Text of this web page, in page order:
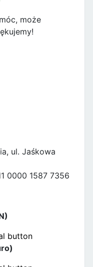
może
ul. Jaśkowa
0000 1587 7356